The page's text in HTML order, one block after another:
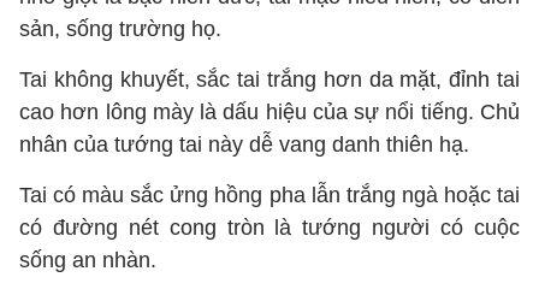
sản, sống trường họ.
Tai không khuyết, sắc tai trắng hơn da mặt, đỉnh tai
cao hơn lông mày là dấu hiệu của sự nổi tiếng. Chủ
nhân của tướng tai này dễ vang danh thiên hạ.
Tai có màu sắc ửng hồng pha lẫn trắng ngà hoặc tai
có đường nét cong tròn là tướng người có cuộc
sống an nhàn.